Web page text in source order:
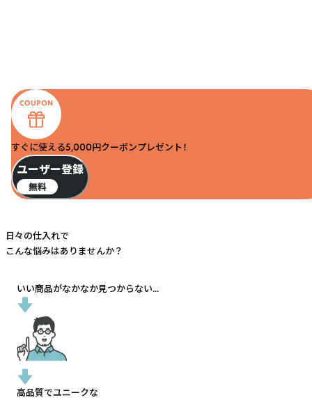
すぐに使える5,000円クーポンプレゼント！
ユーザー登録
無料
日々の仕入れで
こんな悩みはありませんか？
いい商品がなかなか見つからない...
高品質でユニークな